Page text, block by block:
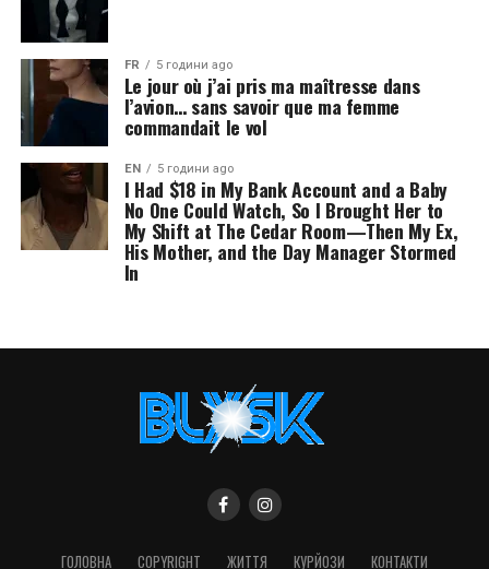
FR 5 години ago
Le jour où j’ai pris ma maîtresse dans
l’avion… sans savoir que ma femme
commandait le vol
EN 5 години ago
I Had $18 in My Bank Account and a Baby
No One Could Watch, So I Brought Her to
My Shift at The Cedar Room—Then My Ex,
His Mother, and the Day Manager Stormed
In
ГОЛОВНА COPYRIGHT ЖИТТЯ КУРЙОЗИ КОНТАКТИ